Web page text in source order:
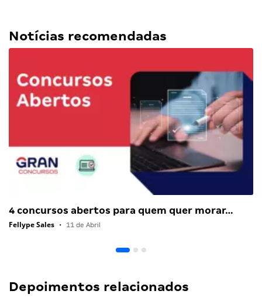
Notícias recomendadas
4 concursos abertos para quem quer morar…
Fellype Sales • 11 de Abril
Depoimentos relacionados